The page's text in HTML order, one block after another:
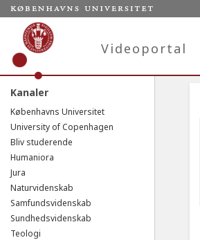
Videoportal
Kanaler
Københavns Universitet
University of Copenhagen
Bliv studerende
Humaniora
Jura
Naturvidenskab
Samfundsvidenskab
Sundhedsvidenskab
Teologi